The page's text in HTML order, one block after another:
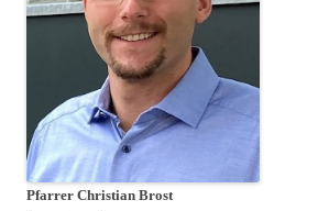
Pfarrer Christian Brost